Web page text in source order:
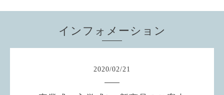
インフォメーション
2020/02/21